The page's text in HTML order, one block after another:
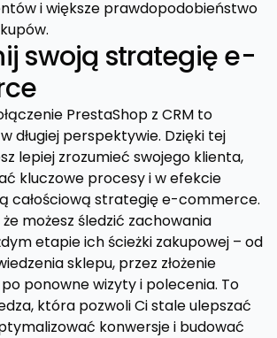
i większe prawdopodobieństwo
swoją strategię e-
PrestaShop z CRM to
długiej perspektywie. Dzięki tej
lepiej zrozumieć swojego klienta,
kluczowe procesy i w efekcie
całościową strategię e-commerce.
możesz śledzić zachowania
etapie ich ścieżki zakupowej – od
sklepu, przez złożenie
ponowne wizyty i polecenia. To
która pozwoli Ci stale ulepszać
konwersje i budować